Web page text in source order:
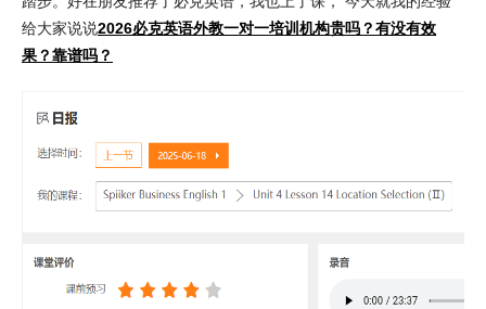
给大家说说2026必克英语外教一对一培训机构贵吗？有没有效
果？靠谱吗？